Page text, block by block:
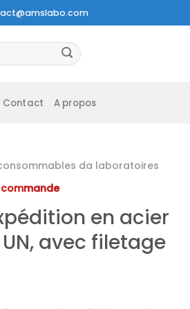
Contact A propos
da laboratoires
commande
en acier
avec filetage